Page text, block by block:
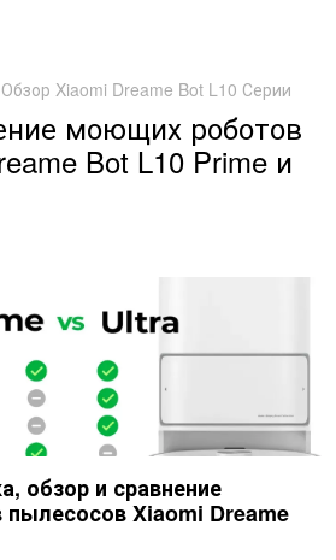
Обзор Xiaomi Dreame Bot L10 Серии
моющих роботов
Bot L10 Prime и
обзор и сравнение
Xiaomi Dreame